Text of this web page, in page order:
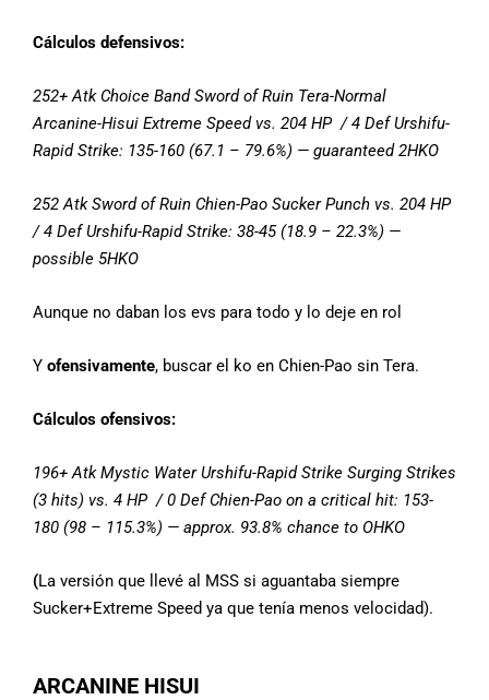
Cálculos defensivos:
252+ Atk Choice Band Sword of Ruin Tera-Normal
Arcanine-Hisui Extreme Speed vs. 204 HP / 4 Def Urshifu-
Rapid Strike: 135-160 (67.1 – 79.6%) — guaranteed 2HKO
252 Atk Sword of Ruin Chien-Pao Sucker Punch vs. 204 HP
/ 4 Def Urshifu-Rapid Strike: 38-45 (18.9 – 22.3%) —
possible 5HKO
Aunque no daban los evs para todo y lo deje en rol
Y ofensivamente, buscar el ko en Chien-Pao sin Tera.
Cálculos ofensivos:
196+ Atk Mystic Water Urshifu-Rapid Strike Surging Strikes
(3 hits) vs. 4 HP / 0 Def Chien-Pao on a critical hit: 153-
180 (98 – 115.3%) — approx. 93.8% chance to OHKO
(La versión que llevé al MSS si aguantaba siempre
Sucker+Extreme Speed ya que tenía menos velocidad).
ARCANINE HISUI